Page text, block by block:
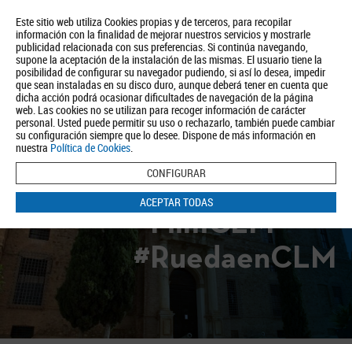
Este sitio web utiliza Cookies propias y de terceros, para recopilar
información con la finalidad de mejorar nuestros servicios y mostrarle
publicidad relacionada con sus preferencias. Si continúa navegando,
supone la aceptación de la instalación de las mismas. El usuario tiene la
posibilidad de configurar su navegador pudiendo, si así lo desea, impedir
que sean instaladas en su disco duro, aunque deberá tener en cuenta que
dicha acción podrá ocasionar dificultades de navegación de la página
web. Las cookies no se utilizan para recoger información de carácter
personal. Usted puede permitir su uso o rechazarlo, también puede cambiar
su configuración siempre que lo desee. Dispone de más información en
nuestra Política de Cookies.
CONFIGURAR
ACEPTAR TODAS
About us Tourism Política de Privacidad Aviso Legal Política de Cookies
BUSCAR
#FilmCLM
#RuedaenCLM